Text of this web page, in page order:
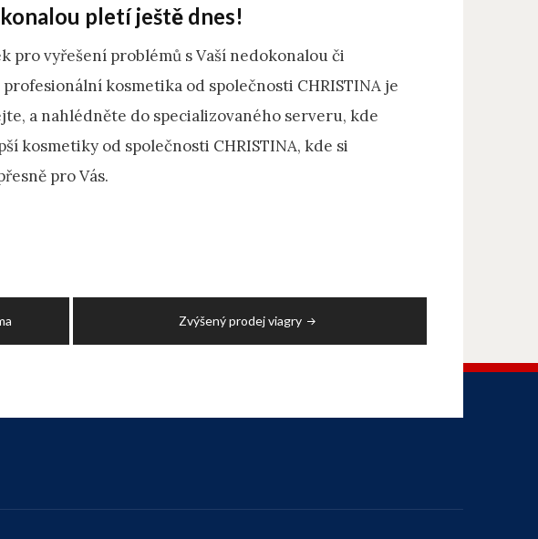
pletí ještě dnes!
pro vyřešení problémů s Vaší nedokonalou či
kosmetika od společnosti CHRISTINA je
a nahlédněte do specializovaného serveru, kde
kosmetiky od společnosti CHRISTINA, kde si
pro Vás.
Zvýšený prodej viagry